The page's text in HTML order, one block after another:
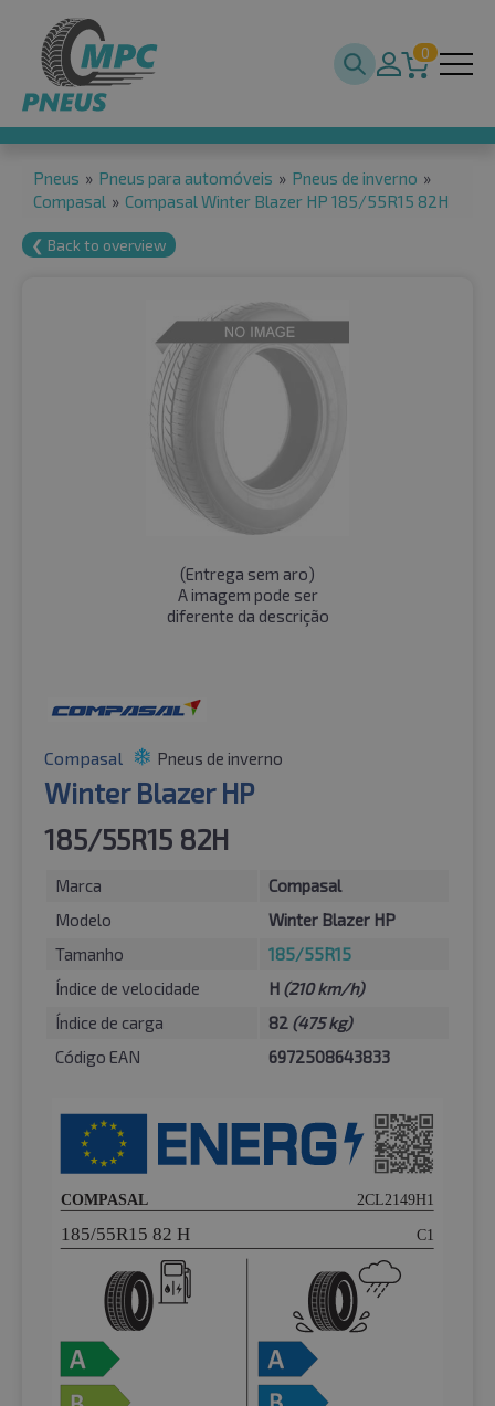
0
Pneus » Pneus para automóveis » Pneus de inverno »
Compasal » Compasal Winter Blazer HP 185/55R15 82H
❮ Back to overview
(Entrega sem aro)
A imagem pode ser
diferente da descrição
Compasal Pneus de inverno
Winter Blazer HP
185/55R15 82H
Marca
Compasal
Modelo
Winter Blazer HP
Tamanho
185/55R15
Índice de velocidade
H (210 km/h)
Índice de carga
82 (475 kg)
Código EAN
6972508643833